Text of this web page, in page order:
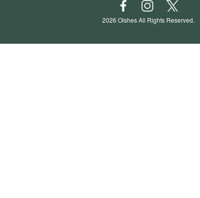
2026 Oishes All Rights Reserved.